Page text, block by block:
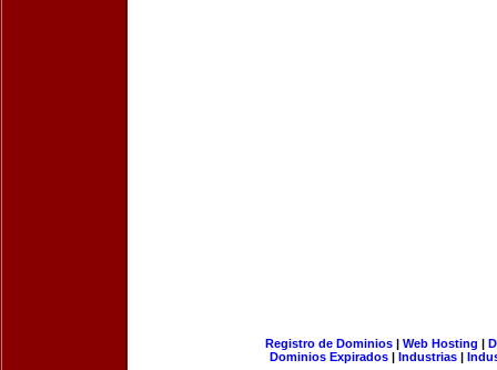
Registro de Dominios| Web Hosting |
Dominios Expirados | Industrias |